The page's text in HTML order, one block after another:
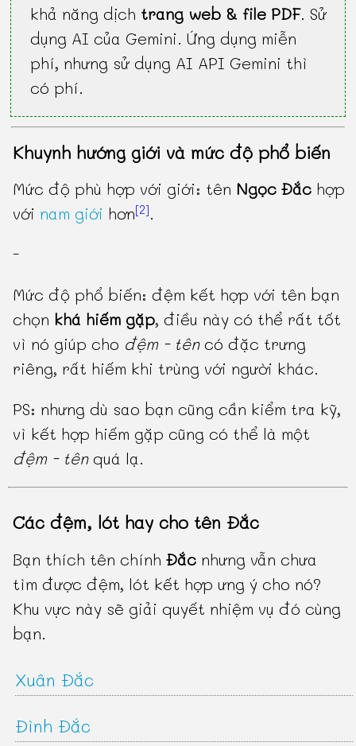
khả năng dịch trang web & file PDF. Sử
dụng AI của Gemini. Ứng dụng miễn
phí, nhưng sử dụng AI API Gemini thì
có phí.
Khuynh hướng giới và mức độ phổ biến
Mức độ phù hợp với giới: tên Ngọc Đắc hợp
với nam giới hơn[2].
-
Mức độ phổ biến: đệm kết hợp với tên bạn
chọn khá hiếm gặp, điều này có thể rất tốt
vì nó giúp cho đệm - têncó đặc trưng
riêng, rất hiếm khi trùng với người khác.
PS: nhưng dù sao bạn cũng cần kiểm tra kỹ,
vì kết hợp hiếm gặp cũng có thể là một
đệm - tênquá lạ.
Các đệm, lót hay cho tên Đắc
Bạn thích tên chínhĐắc nhưng vẫn chưa
tìm được đệm, lót kết hợp ưng ý cho nó?
Khu vực này sẽ giải quyết nhiệm vụ đó cùng
bạn.
Xuân Đắc
Đình Đắc